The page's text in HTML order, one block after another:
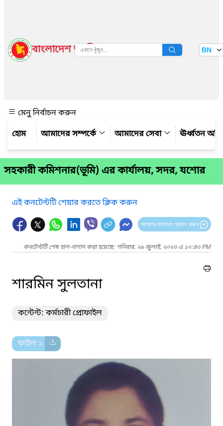
বাংলাদেশ জাতীয় তথ্য বাতায়ন BN
মেনু নির্বাচন করুন
আমাদের সম্পর্কে
আমাদের সেবা ঊর্ধ্বতন
সহকারী কমিশনার(ভূমি) এর কার্যালয়, সদর, যশোর
এই কনটেন্টটি শেয়ার করতে ক্লিক করুন
আপনার মতামত প্রদান করুন
কনটেন্টটি শেষ হাল-নাগাদ করা হয়েছে: শনিবার, ২৯ জুলাই, ২০২৩ এ ১০:৪৩ PM
শারমিন সুলতানা
কন্টেন্ট: কর্মচারী প্রোফাইল
ফাইল ১